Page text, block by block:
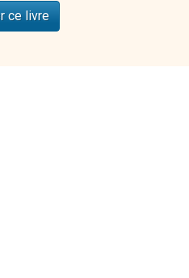
ce livre